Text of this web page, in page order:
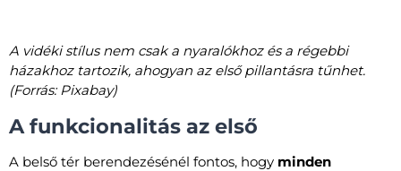
A vidéki stílus nem csak a nyaralókhoz és a régebbi
házakhoz tartozik, ahogyan az első pillantásra tűnhet.
(Forrás: Pixabay)
A funkcionalitás az első
A belső tér berendezésénél fontos, hogy minden